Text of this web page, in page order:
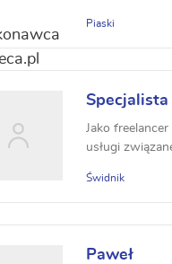
Piaski
Jako
usługi
Świdnik
Paweł